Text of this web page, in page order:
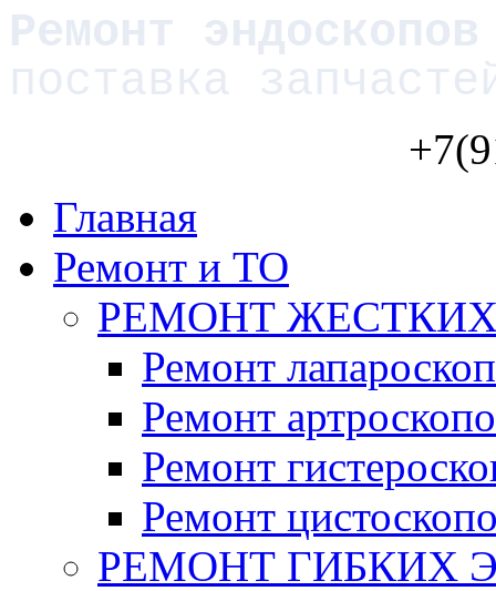
Ремонт
поставка
Главная
Ремонт и ТО
РЕМОНТ
Ремонт
Ремонт
Ремонт
Ремонт
РЕМОНТ ГИБКИХ